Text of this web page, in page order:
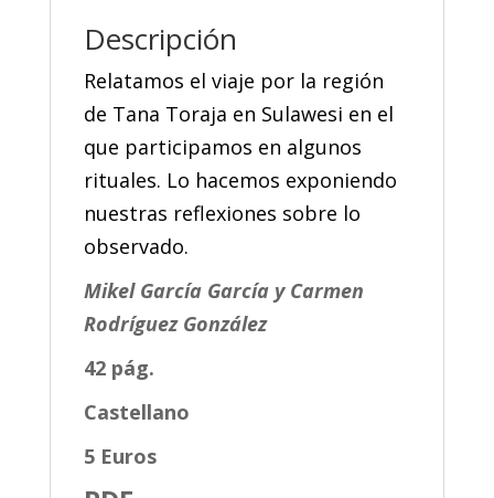
Descripción
Relatamos el viaje por la región
de Tana Toraja en Sulawesi en el
que participamos en algunos
rituales. Lo hacemos exponiendo
nuestras reflexiones sobre lo
observado.
Mikel García García y Carmen
Rodríguez González
42 pág.
Castellano
5 Euros